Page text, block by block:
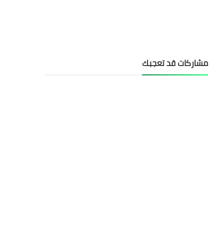
مشاركات قد تعجبك